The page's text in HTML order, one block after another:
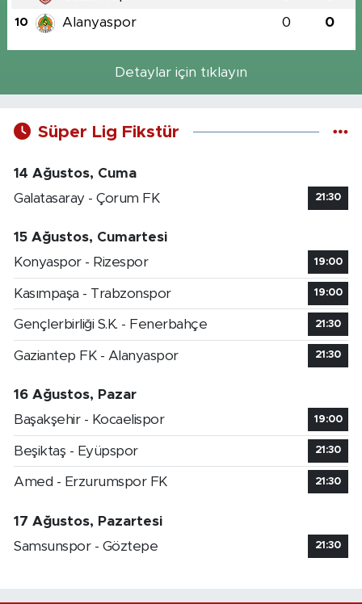
10 Alanyaspor 0 0
Detaylar için tıklayın
Süper Lig Fikstür
14 Ağustos, Cuma
Galatasaray - Çorum FK
21:30
15 Ağustos, Cumartesi
Konyaspor - Rizespor
19:00
Kasımpaşa - Trabzonspor 19:00
Gençlerbirliği S.K. - Fenerbahçe 21:30
Gaziantep FK - Alanyaspor 21:30
16 Ağustos, Pazar
Başakşehir - Kocaelispor
19:00
Beşiktaş - Eyüpspor 21:30
Amed - Erzurumspor FK 21:30
17 Ağustos, Pazartesi
Samsunspor - Göztepe
21:30